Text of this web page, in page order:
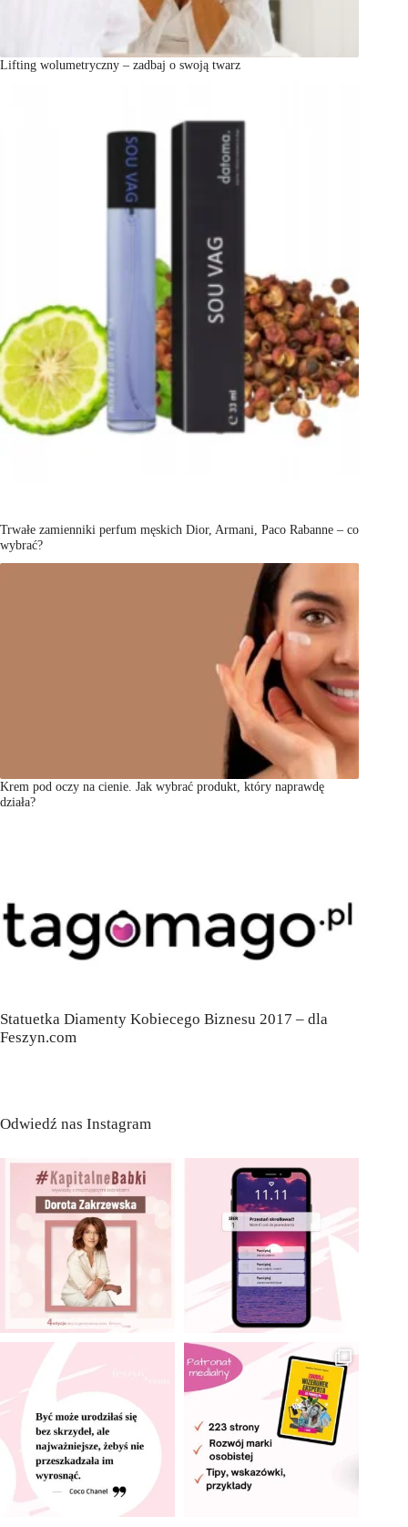
Lifting wolumetryczny – zadbaj o swoją twarz
Trwałe zamienniki perfum męskich Dior, Armani, Paco Rabanne – co
wybrać?
Krem pod oczy na cienie. Jak wybrać produkt, który naprawdę
działa?
Statuetka Diamenty Kobiecego Biznesu 2017 – dla
Feszyn.com
Odwiedź nas Instagram